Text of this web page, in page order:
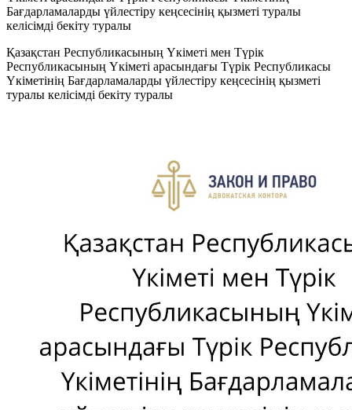
Бағдарламаларды үйлестіру кеңсесінің қызметі туралы
келісімді бекіту туралы
Қазақстан Республикасының Үкіметі мен Түрік
Республикасының Үкіметі арасындағы Түрік Республикасы
Үкіметінің Бағдарламаларды үйлестіру кеңсесінің қызметі
туралы келісімді бекіту туралы